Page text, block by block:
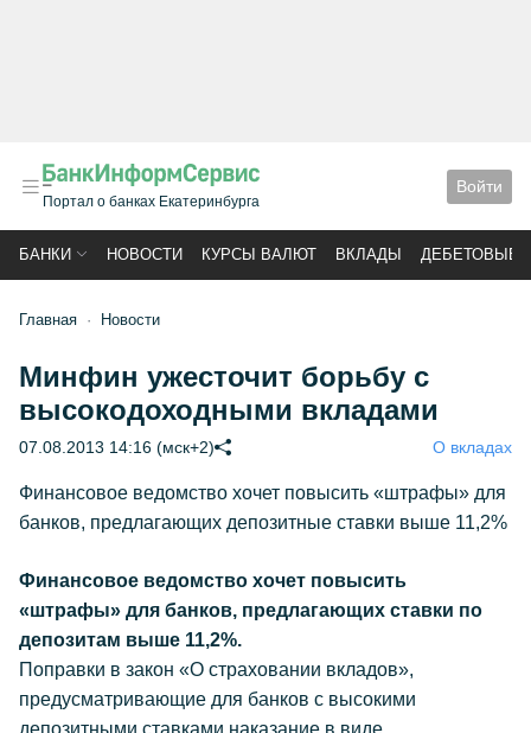
Портал о банках Екатеринбурга
Войти
БАНКИ НОВОСТИ КУРСЫ ВАЛЮТ ВКЛАДЫ ДЕБЕТОВЫЕ
Главная Новости
Минфин ужесточит борьбу с
высокодоходными вкладами
07.08.2013 14:16 (мск+2) О вкладах
Финансовое ведомство хочет повысить «штрафы» для
банков, предлагающих депозитные ставки выше 11,2%
Финансовое ведомство хочет повысить
«штрафы» для банков, предлагающих ставки по
депозитам выше 11,2%.
Поправки в закон «О страховании вкладов»,
предусматривающие для банков с высокими
депозитными ставками наказание в виде